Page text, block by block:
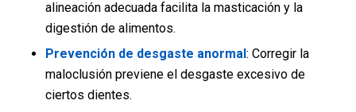
alineación adecuada facilita la masticación y la
digestión de alimentos.
Prevención de desgaste anormal : Corregir la
maloclusión previene el desgaste excesivo de
ciertos dientes.